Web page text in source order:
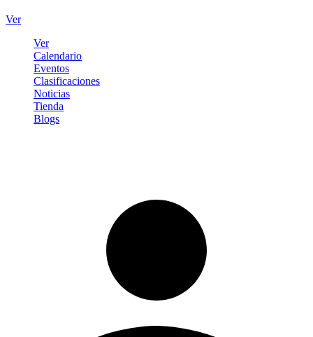
Ver
Ver
Calendario
Eventos
Clasificaciones
Noticias
Tienda
Blogs